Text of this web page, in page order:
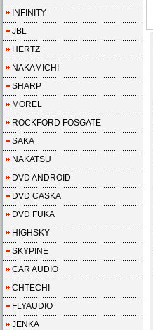
INFINITY
JBL
HERTZ
NAKAMICHI
SHARP
MOREL
ROCKFORD FOSGATE
SAKA
NAKATSU
DVD ANDROID
DVD CASKA
DVD FUKA
HIGHSKY
SKYPINE
CAR AUDIO
CHTECHI
FLYAUDIO
JENKA